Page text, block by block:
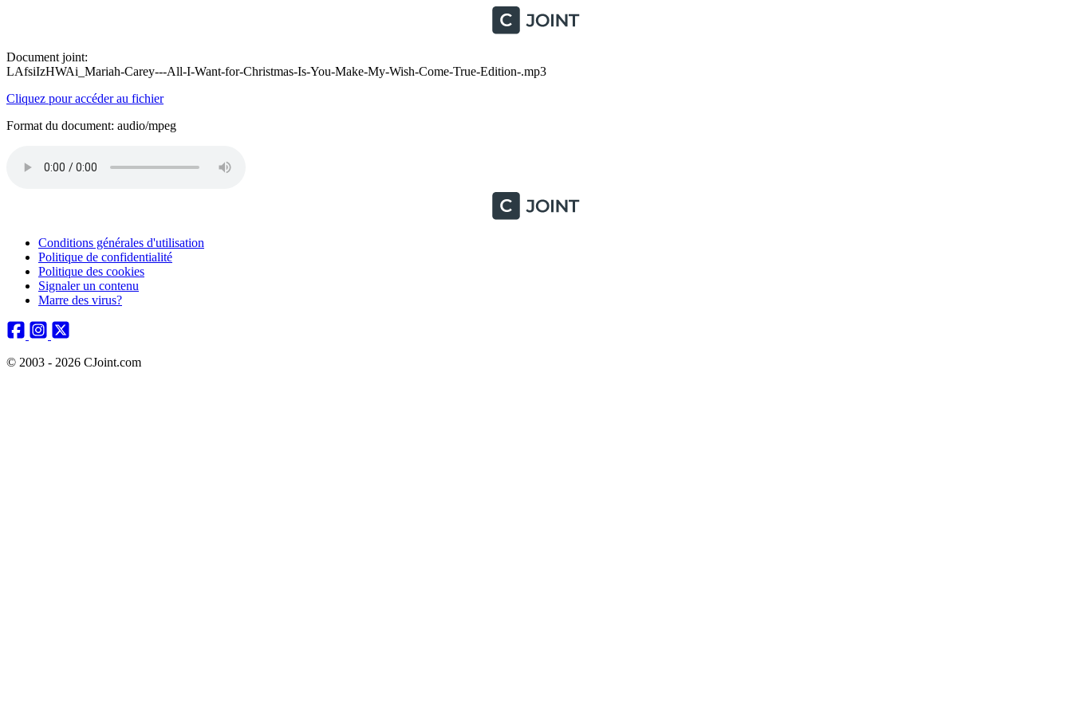
Document joint:
LAfsiIzHWAi_Mariah-Carey---All-I-Want-for-Christmas-Is-You-Make-My-Wish-Come-True-Edition-.mp3
Cliquez pour accéder au fichier
Format du document: audio/mpeg
Conditions générales d'utilisation
Politique de confidentialité
Politique des cookies
Signaler un contenu
Marre des virus?
© 2003 - 2026 CJoint.com